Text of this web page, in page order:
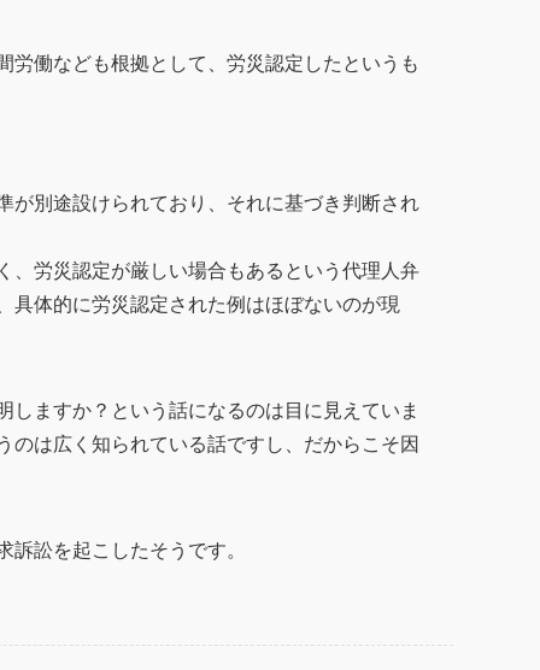
労働なども根拠として、労災認定したというも
別途設けられており、それに基づき判断され
、労災認定が厳しい場合もあるという代理人弁
具体的に労災認定された例はほぼないのが現
ますか？という話になるのは目に見えていま
は広く知られている話ですし、だからこそ因
訟を起こしたそうです。